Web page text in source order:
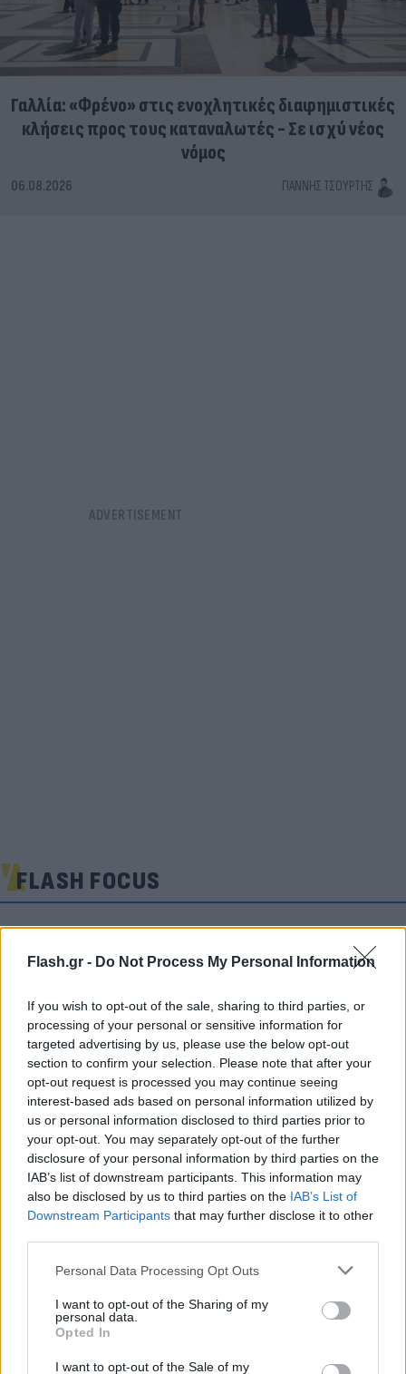
Flash.gr - Do Not Process My Personal Information
If you wish to opt-out of the sale, sharing to third parties, or
processing of your personal or sensitive information for
targeted advertising by us, please use the below opt-out
section to confirm your selection. Please note that after your
opt-out request is processed you may continue seeing
interest-based ads based on personal information utilized by
us or personal information disclosed to third parties prior to
your opt-out. You may separately opt-out of the further
disclosure of your personal information by third parties on the
IAB’s list of downstream participants. This information may
also be disclosed by us to third parties on the IAB’s List of
Downstream Participants that may further disclose it to other
Please note that this website/app uses one or more Google
not limited to your visit or usage behaviour. You may click to
grant or deny consent to Google and its third-party tags to
use your data for below specified purposes in below Google
consent section.
Personal Data Processing Opt Outs
I want to opt-out of the Sharing of my
personal data.
Opted In
I want to opt-out of the Sale of my
Γαλλία: «Φρένο» στις ενοχλητικές διαφημιστικές
κλήσεις προς τους καταναλωτές - Σε ισχύ νέος
νόμος
06.08.2026 ΓΙΆΝΝΗΣ ΤΣΟΎΡΤΗΣ
FLASH FOCUS
Breitbart: «Ο Τραμπ θα μείνει στην Ιστορία
αν συμβάλλει στην επιστροφή των